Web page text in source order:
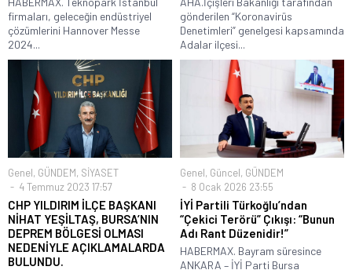
firmaları, geleceğin endüstriyel
çözümlerini Hannover Messe
2024...
gönderilen “Koronavirüs
Denetimleri” genelgesi kapsamında
Adalar ilçesi...
Genel, GÜNDEM, SİYASET
4 Temmuz 2023 17:57
CHP YILDIRIM İLÇE BAŞKANI
NİHAT YEŞİLTAŞ, BURSA’NIN
DEPREM BÖLGESİ OLMASI
NEDENİYLE AÇIKLAMALARDA
BULUNDU.
Genel, Güncel, GÜNDEM
8 Ocak 2026 23:55
İYİ Partili Türkoğlu’ndan
“Çekici Terörü” Çıkışı: “Bunun
Adı Rant Düzenidir!”
HABERMAX. Bayram süresince
ANKARA – İYİ Parti Bursa